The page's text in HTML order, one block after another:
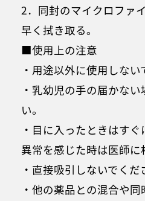
2．同封のマイクロファ
早く拭き取る。
■使用上の注意
・用途以外に使用しない
・乳幼児の手の届かな
い。
・目に入ったときはす
異常を感じた時は医師に
・直接吸引しないでくだ
・他の薬品との混合や